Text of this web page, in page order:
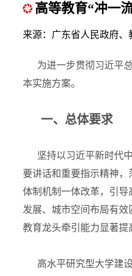
高等教育“冲一
来源：广东省人民政府
为进一步贯彻习近平总
本实施方案。
一、总体要求
坚持以习近平新时代中
要讲话和重要指示精神
体制机制一体改革，引
发展、城市空间布局有
教育龙头牵引能力显著提
高水平研究型大学建设